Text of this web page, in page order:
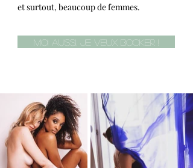
et surtout, beaucoup de femmes.
Moi aussi, je veux booker !